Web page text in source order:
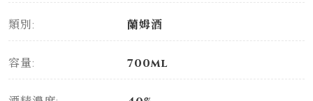
類別: 蘭姆酒
容量: 700ml